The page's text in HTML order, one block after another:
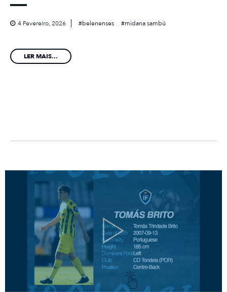
4 Fevereiro, 2026 belenenses midana sambú
LER MAIS...